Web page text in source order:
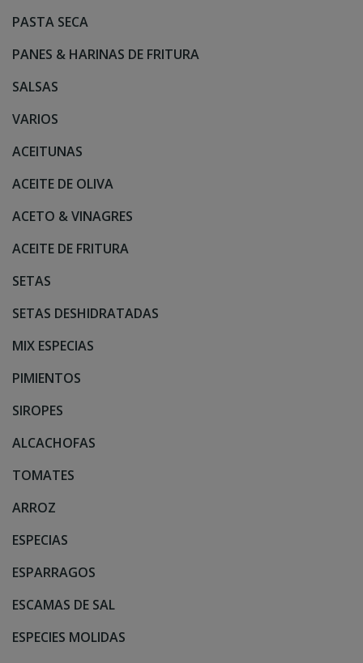
PASTA SECA
PANES & HARINAS DE FRITURA
SALSAS
VARIOS
ACEITUNAS
ACEITE DE OLIVA
ACETO & VINAGRES
ACEITE DE FRITURA
SETAS
SETAS DESHIDRATADAS
MIX ESPECIAS
PIMIENTOS
SIROPES
ALCACHOFAS
TOMATES
ARROZ
ESPECIAS
ESPARRAGOS
ESCAMAS DE SAL
ESPECIES MOLIDAS